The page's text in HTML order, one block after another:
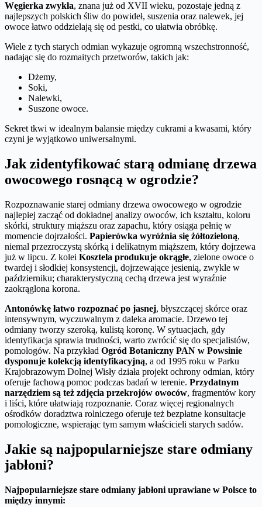
Węgierka zwykła, znana już od XVII wieku, pozostaje jedną z
najlepszych polskich śliw do powideł, suszenia oraz nalewek, jej
owoce łatwo oddzielają się od pestki, co ułatwia obróbkę.
Wiele z tych starych odmian wykazuje ogromną wszechstronność,
nadając się do rozmaitych przetworów, takich jak:
Dżemy,
Soki,
Nalewki,
Suszone owoce.
Sekret tkwi w idealnym balansie między cukrami a kwasami, który
czyni je wyjątkowo uniwersalnymi.
Jak zidentyfikować starą odmianę drzewa
owocowego rosnącą w ogrodzie?
Rozpoznawanie starej odmiany drzewa owocowego w ogrodzie
najlepiej zacząć od dokładnej analizy owoców, ich kształtu, koloru
skórki, struktury miąższu oraz zapachu, który osiąga pełnię w
momencie dojrzałości. Papierówka wyróżnia się żółtozieloną,
niemal przezroczystą skórką i delikatnym miąższem, który dojrzewa
już w lipcu. Z kolei Kosztela produkuje okrągłe, zielone owoce o
twardej i słodkiej konsystencji, dojrzewające jesienią, zwykle w
październiku; charakterystyczną cechą drzewa jest wyraźnie
zaokrąglona korona.
Antonówkę łatwo rozpoznać po jasnej, błyszczącej skórce oraz
intensywnym, wyczuwalnym z daleka aromacie. Drzewo tej
odmiany tworzy szeroką, kulistą koronę. W sytuacjach, gdy
identyfikacja sprawia trudności, warto zwrócić się do specjalistów,
pomologów. Na przykład Ogród Botaniczny PAN w Powsinie
dysponuje kolekcją identyfikacyjną, a od 1995 roku w Parku
Krajobrazowym Dolnej Wisły działa projekt ochrony odmian, który
oferuje fachową pomoc podczas badań w terenie. Przydatnym
narzędziem są też zdjęcia przekrojów owoców, fragmentów kory
i liści, które ułatwiają rozpoznanie. Coraz więcej regionalnych
ośrodków doradztwa rolniczego oferuje też bezpłatne konsultacje
pomologiczne, wspierając tym samym właścicieli starych sadów.
Jakie są najpopularniejsze stare odmiany
jabłoni?
Najpopularniejsze stare odmiany jabłoni uprawiane w Polsce to
między innymi: